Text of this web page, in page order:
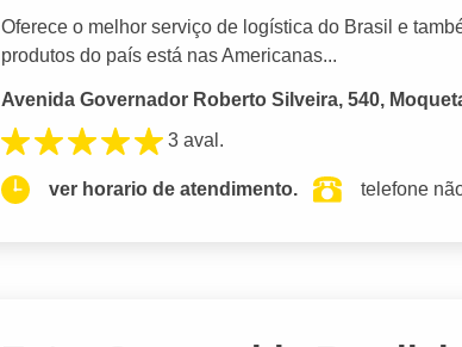
Oferece o melhor serviço de logística do Brasil e
produtos do país está nas Americanas...
Avenida Governador Roberto Silveira, 540,
3 aval.
ver horario de atendimento. telefone